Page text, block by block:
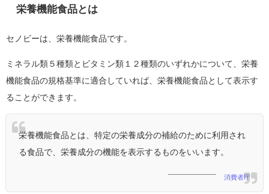
栄養機能食品とは
セノビーは、栄養機能食品です。
ミネラル類５種類とビタミン類１２種類のいずれかについて、栄養
機能食品の規格基準に適合していれば、栄養機能食品として表示す
ることができます。
栄養機能食品とは、特定の栄養成分の補給のために利用され
る食品で、栄養成分の機能を表示するものをいいます。
消費者庁